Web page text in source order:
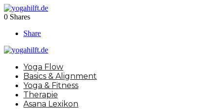
0 Shares
Share
Yoga Flow
Basics & Alignment
Yoga & Fitness
Therapie
Asana Lexikon